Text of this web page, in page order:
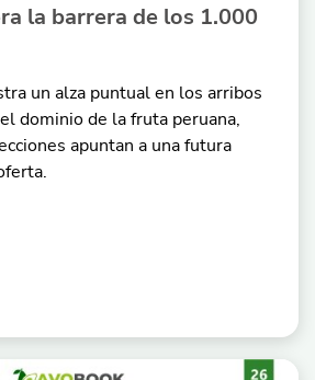
la barrera de los 1.000
un alza puntual en los arribos
dominio de la fruta peruana,
apuntan a una futura